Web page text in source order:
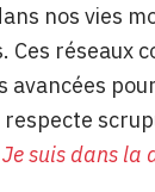
nos vies
réseaux
suis dans la